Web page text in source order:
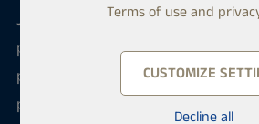
Jos kiinteistönvälitys on
pätevyys, saatat olla uusi
pääset vaikuttamaan palkkaasi ja
pidämme huolen ammattitaitosi
Terms of use and
CUSTOMIZE
Decline all